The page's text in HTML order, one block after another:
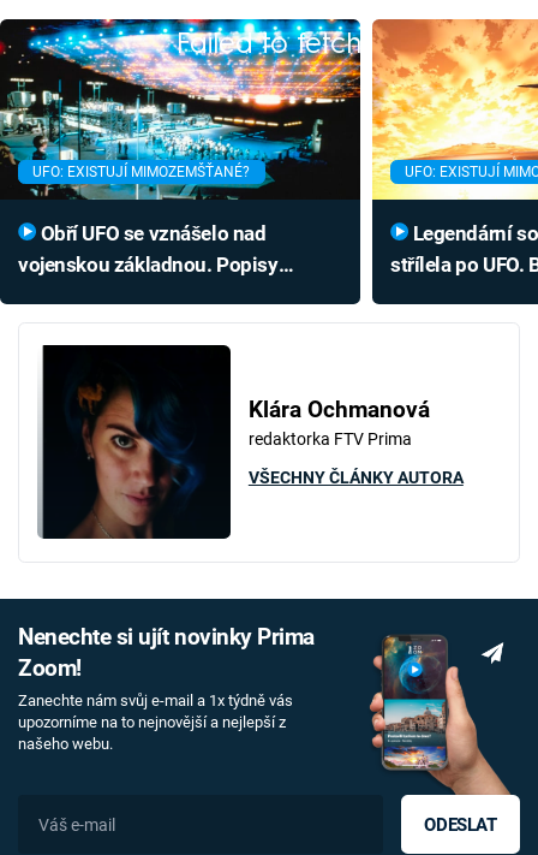
Failed to fetch
UFO: EXISTUJÍ MIMOZEMŠŤANÉ?
vojenskou základnou. Popisy
UFO: EXISTUJÍ
střílela po UFO.
Klára Ochmanová
redaktorka FTV Prima
VŠECHNY ČLÁNKY AUTORA
Nenechte si ujít novinky Prima
Zoom!
Zanechte nám svůj e-mail a 1x týdně vás
upozorníme na to nejnovější a nejlepší z
našeho webu.
ODESLAT